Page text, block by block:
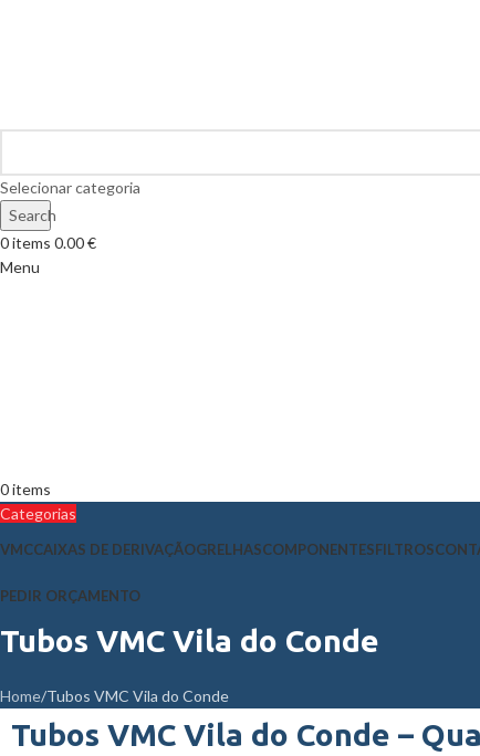
Selecionar categoria
Search
0items 0.00€
Menu
0items
Categorias
VMCCAIXAS DE DERIVAÇÃOGRELHASCOMPONENTESFILTROS
PEDIR ORÇAMENTO
Tubos VMC Vila do Conde
Home Tubos VMC Vila do Conde
Tubos VMC Vila do Conde –